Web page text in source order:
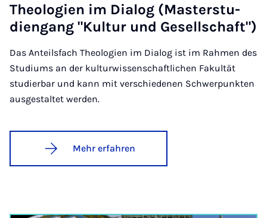
Theo­lo­gi­en im Di­a­log (Mas­ter­stu­
dien­gang "Kul­tur und Ge­sell­schaft")
Das Anteilsfach Theologien im Dialog ist im Rahmen des
Studiums an der kulturwissenschaftlichen Fakultät
studierbar und kann mit verschiedenen Schwerpunkten
ausgestaltet werden.
Mehr erfahren